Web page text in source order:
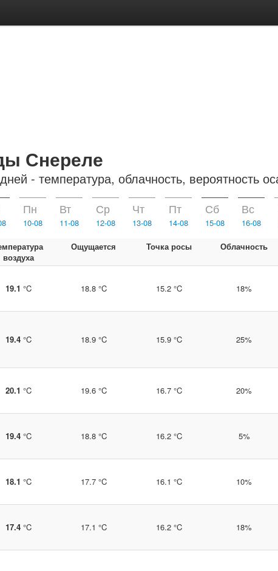
Снереле
- температура, облачность, вероятность
Пн
10-08
Вт
11-08
Ср
12-08
Чт
13-08
Пт
14-08
Сб
15-08
Вс
16-08
воздуха
Ощущается Точка росы Облачность
19.1 °C 18.8 °C 15.2 °C 18%
19.4°C 18.9 °C 15.9 °C 25%
20.1 °C 19.6 °C 16.7 °C 20%
19.4°C 18.8 °C 16.2 °C 5%
18.1 °C 17.7 °C 16.1 °C 10%
17.4°C 17.1 °C 16.2 °C 18%